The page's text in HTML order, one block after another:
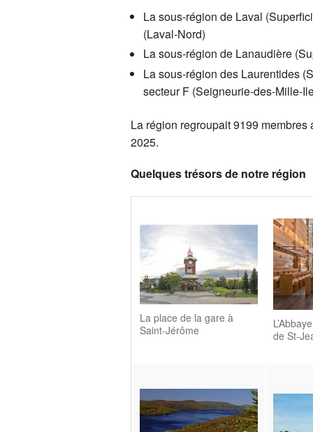
Rencontre régionale
Les neuf secteurs
Congrès national
La sous-région de Laval
(Laval-Nord)
La sous-région de Lanaudière
La sous-région des Laurentides
secteur F (Seigneurie-des-Mille-
La région regroupait 9199 membres
2025.
Quelques trésors de notre région
La place de la gare à
Saint-Jérôme
de St-